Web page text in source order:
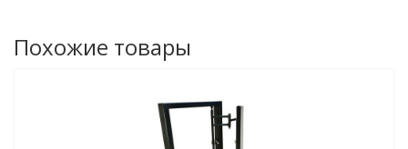
Похожие товары